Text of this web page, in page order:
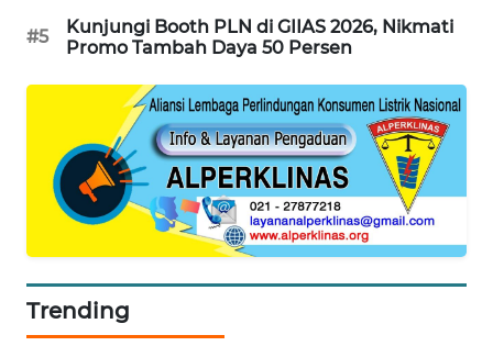
#5
Kunjungi Booth PLN di GIIAS 2026, Nikmati
Promo Tambah Daya 50 Persen
Trending
MARTABAT
NET
WATCH
MKLI
LPKKI
LKKI